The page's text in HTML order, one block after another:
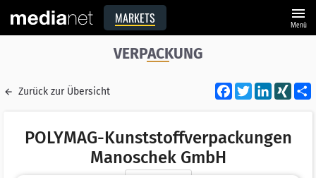
MARKETS menu
Menü
VERPACKUNG
Zurück zur Übersicht Facebook
Twitter XING
POLYMAG-Kunststoffverpackungen
Manoschek GmbH